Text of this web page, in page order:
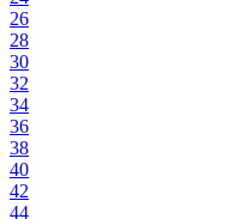
26
28
30
32
34
36
38
40
42
44